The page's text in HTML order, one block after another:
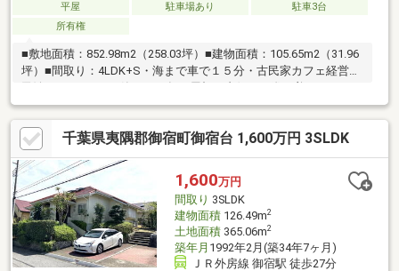
平屋 駐車場あり
駐車3台
所有権
■敷地面積：852.98m2（258.03坪）■建物面積：105.65m2（31.96
坪）■間取り：4LDK+S・海まで車で１５分・古民家カフェ経営や
葉・南房総で田舎暮らし”海の見える暮らし・里山の古民家など物
件充実！お気軽にフリーダイヤル「0120-633-311」へお問い合わ
せください！！
千葉県夷隅郡御宿町御宿台 1,600万円 3SLDK
1,600万円
間取り 3SLDK
建物面積126.49m2
土地面積365.06m2
築年月 1992年2月(築34年7ヶ月)
ＪＲ外房線 御宿駅 徒歩27分